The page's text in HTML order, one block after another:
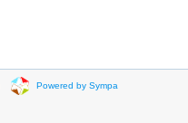
Powered by Sympa